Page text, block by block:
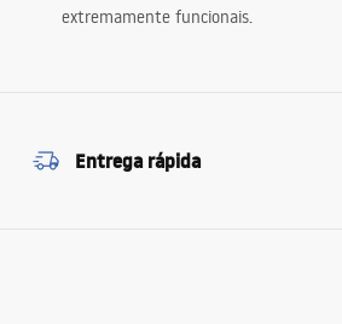
extremamente funcionais.
Entrega rápida